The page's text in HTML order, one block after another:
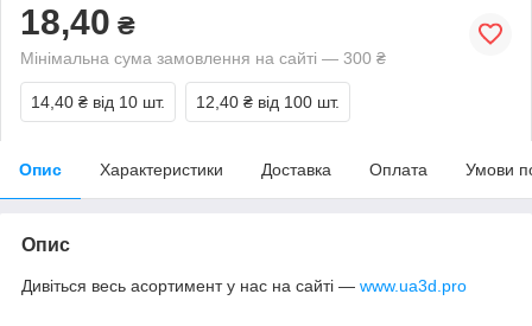
18,40 ₴
Мінімальна сума замовлення на сайті — 300 ₴
14,40 ₴ від 10 шт. 12,40 ₴ від 100 шт.
Опис Характеристики Доставка Оплата Умови
Опис
Дивіться весь асортимент у нас на сайті — www.ua3d.pro